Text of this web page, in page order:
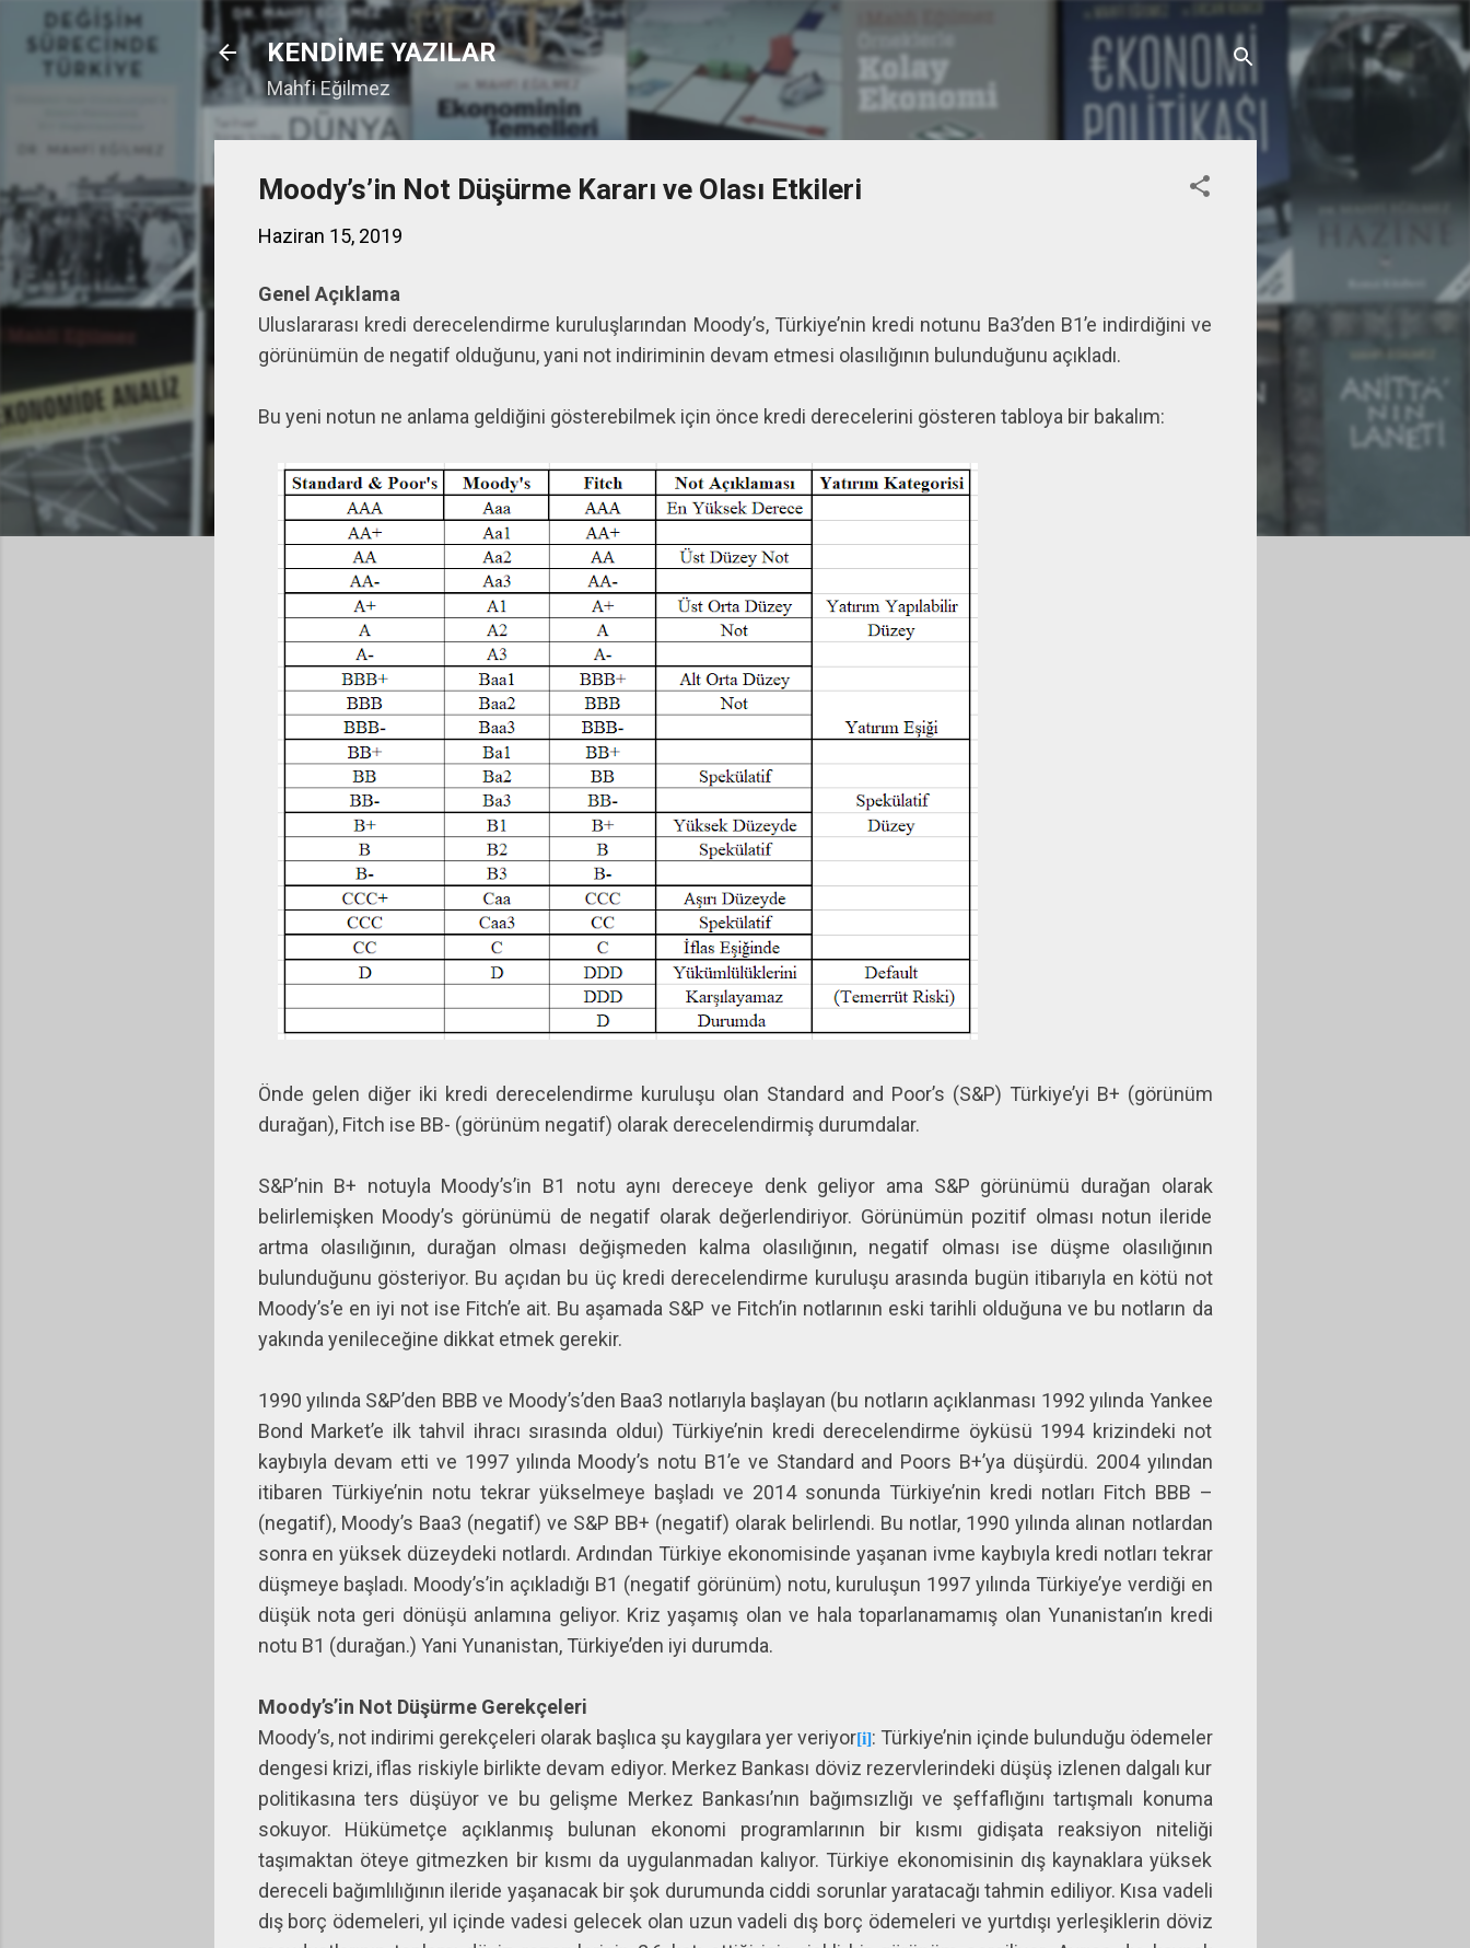
Ana içeriğe atla
KENDİME YAZILAR
Mahfi Eğilmez
Moody’s’in Not Düşürme Kararı ve Olası Etkileri
Haziran 15, 2019
Genel Açıklama
Uluslararası kredi derecelendirme kuruluşlarından Moody’s, Türkiye’nin kredi notunu Ba3’den B1’e indirdiğini ve
görünümün de negatif olduğunu, yani not indiriminin devam etmesi olasılığının bulunduğunu açıkladı.
Bu yeni notun ne anlama geldiğini gösterebilmek için önce kredi derecelerini gösteren tabloya bir bakalım:
Önde gelen diğer iki kredi derecelendirme kuruluşu olan Standard and Poor’s (S&P) Türkiye’yi B+ (görünüm
durağan), Fitch ise BB- (görünüm negatif) olarak derecelendirmiş durumdalar.
S&P’nin B+ notuyla Moody’s’in B1 notu aynı dereceye denk geliyor ama S&P görünümü durağan olarak
belirlemişken Moody’s görünümü de negatif olarak değerlendiriyor. Görünümün pozitif olması notun ileride
artma olasılığının, durağan olması değişmeden kalma olasılığının, negatif olması ise düşme olasılığının
bulunduğunu gösteriyor. Bu açıdan bu üç kredi derecelendirme kuruluşu arasında bugün itibarıyla en kötü not
Moody’s’e en iyi not ise Fitch’e ait. Bu aşamada S&P ve Fitch’in notlarının eski tarihli olduğuna ve bu notların da
yakında yenileceğine dikkat etmek gerekir.
1990 yılında S&P’den BBB ve Moody’s’den Baa3 notlarıyla başlayan (bu notların açıklanması 1992 yılında Yankee
Bond Market’e ilk tahvil ihracı sırasında olduı) Türkiye’nin kredi derecelendirme öyküsü 1994 krizindeki not
kaybıyla devam etti ve 1997 yılında Moody’s notu B1’e ve Standard and Poors B+’ya düşürdü. 2004 yılından
itibaren Türkiye’nin notu tekrar yükselmeye başladı ve 2014 sonunda Türkiye’nin kredi notları Fitch BBB –
(negatif), Moody’s Baa3 (negatif) ve S&P BB+ (negatif) olarak belirlendi. Bu notlar, 1990 yılında alınan notlardan
sonra en yüksek düzeydeki notlardı. Ardından Türkiye ekonomisinde yaşanan ivme kaybıyla kredi notları tekrar
düşmeye başladı. Moody’s’in açıkladığı B1 (negatif görünüm) notu, kuruluşun 1997 yılında Türkiye’ye verdiği en
düşük nota geri dönüşü anlamına geliyor. Kriz yaşamış olan ve hala toparlanamamış olan Yunanistan’ın kredi
notu B1 (durağan.) Yani Yunanistan, Türkiye’den iyi durumda.
Moody’s’in Not Düşürme Gerekçeleri
Moody’s, not indirimi gerekçeleri olarak başlıca şu kaygılara yer veriyor[i]: Türkiye’nin içinde bulunduğu ödemeler
dengesi krizi, iflas riskiyle birlikte devam ediyor. Merkez Bankası döviz rezervlerindeki düşüş izlenen dalgalı kur
politikasına ters düşüyor ve bu gelişme Merkez Bankası’nın bağımsızlığı ve şeffaflığını tartışmalı konuma
sokuyor. Hükümetçe açıklanmış bulunan ekonomi programlarının bir kısmı gidişata reaksiyon niteliği
taşımaktan öteye gitmezken bir kısmı da uygulanmadan kalıyor. Türkiye ekonomisinin dış kaynaklara yüksek
dereceli bağımlılığının ileride yaşanacak bir şok durumunda ciddi sorunlar yaratacağı tahmin ediliyor. Kısa vadeli
dış borç ödemeleri, yıl içinde vadesi gelecek olan uzun vadeli dış borç ödemeleri ve yurtdışı yerleşiklerin döviz